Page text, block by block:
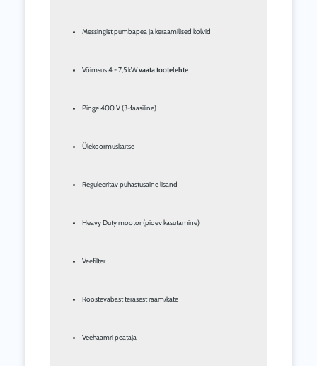
Messingist pumbapea ja keraamilised kolvid
Võimsus 4 - 7,5 kW vaata tootelehte
Pinge 400 V (3-faasiline)
Ülekoormuskaitse
Reguleeritav puhastusaine lisand
Heavy Duty mootor (pidev kasutamine)
Veefilter
Roostevabast terasest raam/kate
Veehaamri peataja